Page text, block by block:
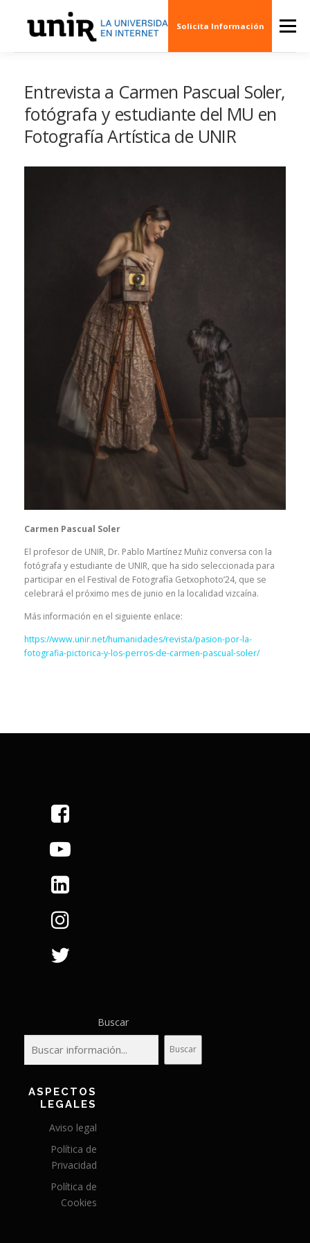
content
Menu
ESCENARIOS SOCIEDAD
Entrevista a Carmen Pascual Soler,
fotógrafa y estudiante del MU en
Fotografía Artística de UNIR
Carmen Pascual Soler
El profesor de UNIR, Dr. Pablo Martínez Muñiz conversa con la
fotógrafa y estudiante de UNIR, que ha sido seleccionada para
participar en el Festival de Fotografía Getxophoto’24, que se
celebrará el próximo mes de junio en la localidad vizcaína.
Más información en el siguiente enlace:
https://www.unir.net/humanidades/revista/pasion-por-la-
fotografia-pictorica-y-los-perros-de-carmen-pascual-soler/
Buscar
Buscar
Solicita Información
ASPECTOS
LEGALES
Aviso legal
Política de
Privacidad
Política de
Cookies